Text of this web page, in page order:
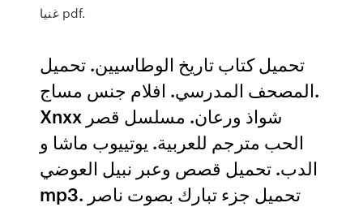
غنيا pdf.
تحميل كتاب تاريخ الوطاسيين. تحميل
المصحف المدرسي. افلام جنس مساج.
Xnxx شواذ ورعان. مسلسل قصر
الحب مترجم للعربية. يوتييوب ماشا و
الدب. تحميل قصص وعبر نبيل العوضي
mp3. تحميل جزء تبارك بصوت ناصر